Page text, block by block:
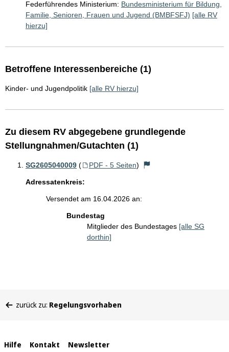
Federführendes Ministerium: Bundesministerium für Bildung,
Familie, Senioren, Frauen und Jugend (BMBFSFJ) [alle RV
hierzu]
Betroffene Interessenbereiche (1)
Kinder- und Jugendpolitik [alle RV hierzu]
Zu diesem RV abgegebene grundlegende
Stellungnahmen/Gutachten (1)
SG2605040009 ( PDF - 5 Seiten)
Adressatenkreis:
Versendet am 16.04.2026 an:
Bundestag
Mitglieder des Bundestages [alle SG
dorthin]
befinden
zurück zu: Regelungsvorhaben
Interne
Hilfe Kontakt Newsletter